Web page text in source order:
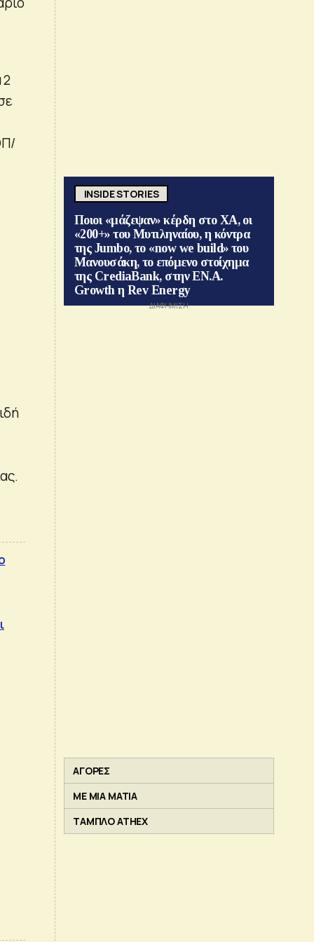
2
INSIDE STORIES
Ποιοι «μάζεψαν» κέρδη στο ΧΑ, οι
«200+» του Μυτιληναίου, η κόντρα
της Jumbo, το «now we build» του
Μανουσάκη, το επόμενο στοίχημα
της CrediaBank, στην ΕΝ.Α.
Growth η Rev Energy
ΑΓΟΡΕΣ
ΜΕ ΜΙΑ ΜΑΤΙΑ
ΤΑΜΠΛΟ ATHEX